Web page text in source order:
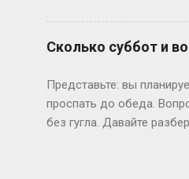
одноклассники уже на
штурмует лекции по
школе — представьте,
вносит коррективы.
Сколько суббот и
Представьте: вы
проспать до обеда.
без гугла. Давайте
остатке. То есть